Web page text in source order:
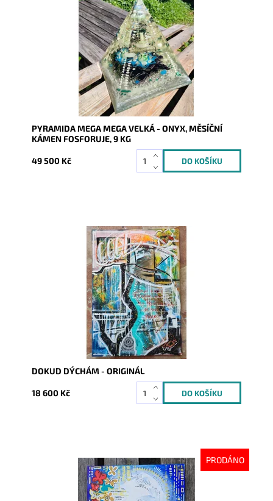
Skladem
8761
PYRAMIDA MEGA MEGA VELKÁ - ONYX, MĚSÍČNÍ
KÁMEN FOSFORUJE, 9 KG
49 500 Kč
Skladem
9283
DOKUD DÝCHÁM - ORIGINÁL
18 600 Kč
PRODÁNO
Dostupnost:
Vyprodáno
10224